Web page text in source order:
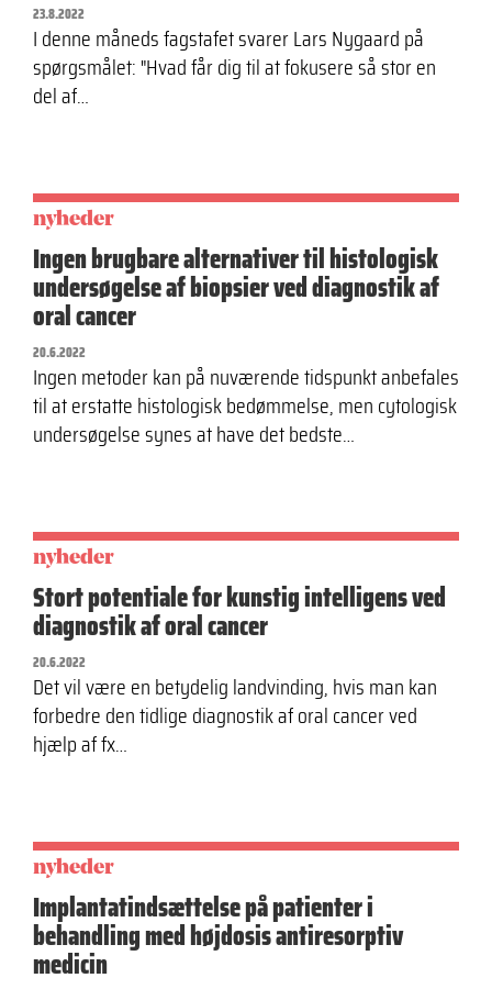
23.8.2022
I denne måneds fagstafet svarer Lars Nygaard på
spørgsmålet: "Hvad får dig til at fokusere så stor en
del af…
nyheder
Ingen brugbare alternativer til histologisk
undersøgelse af biopsier ved diagnostik af
oral cancer
20.6.2022
Ingen metoder kan på nuværende tidspunkt anbefales
til at erstatte histologisk bedømmelse, men cytologisk
undersøgelse synes at have det bedste…
nyheder
Stort potentiale for kunstig intelligens ved
diagnostik af oral cancer
20.6.2022
Det vil være en betydelig landvinding, hvis man kan
forbedre den tidlige diagnostik af oral cancer ved
hjælp af fx…
nyheder
Implantatindsættelse på patienter i
behandling med højdosis antiresorptiv
medicin